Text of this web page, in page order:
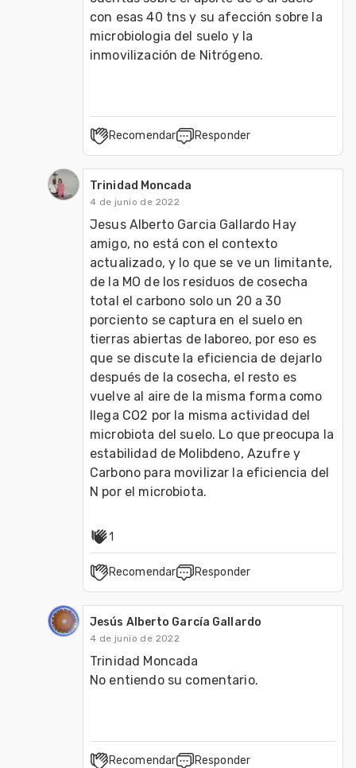
con esas 40 tns y su afección sobre la
microbiologia del suelo y la
inmovilización de Nitrógeno.
Recomendar Responder
Trinidad Moncada
4 de junio de 2022
Jesus Alberto Garcia Gallardo Hay
amigo, no está con el contexto
actualizado, y lo que se ve un limitante,
de la MO de los residuos de cosecha
total el carbono solo un 20 a 30
porciento se captura en el suelo en
tierras abiertas de laboreo, por eso es
que se discute la eficiencia de dejarlo
después de la cosecha, el resto es
vuelve al aire de la misma forma como
llega CO2 por la misma actividad del
microbiota del suelo. Lo que preocupa la
estabilidad de Molibdeno, Azufre y
Carbono para movilizar la eficiencia del
1
Recomendar Responder
Jesús Alberto García Gallardo
4 de junio de 2022
Trinidad Moncada
No entiendo su comentario.
Recomendar Responder